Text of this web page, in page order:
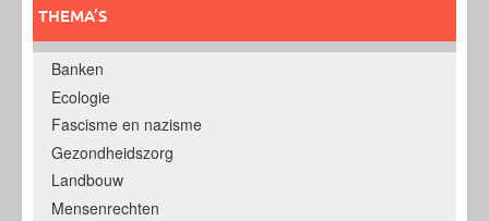
THEMA’S
Banken
Ecologie
Fascisme en nazisme
Gezondheidszorg
Landbouw
Mensenrechten